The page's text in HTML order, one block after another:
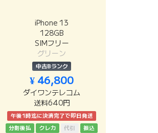
iPhone 13
128GB
SIMフリー
グリーン
中古Bランク
¥ 46,800
ダイワンテレコム
送料640円
午後1時迄に決済完了で即日発送
分割後払
クレカ 代引 振込